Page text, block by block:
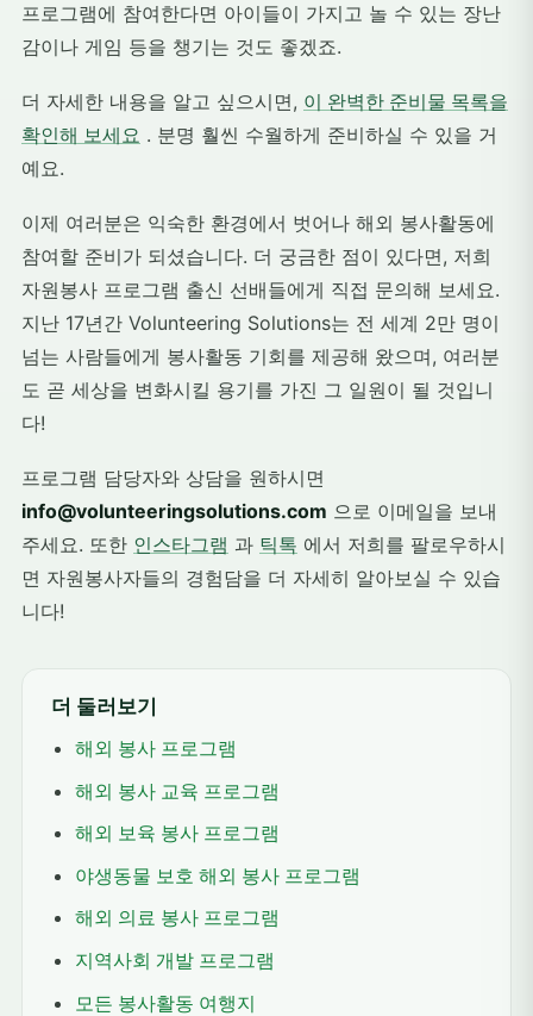
프로그램에 참여한다면 아이들이 가지고 놀 수 있는 장난
감이나 게임 등을 챙기는 것도 좋겠죠.
더 자세한 내용을 알고 싶으시면, 이 완벽한 준비물 목록을
확인해 보세요 . 분명 훨씬 수월하게 준비하실 수 있을 거
예요.
이제 여러분은 익숙한 환경에서 벗어나 해외 봉사활동에
참여할 준비가 되셨습니다. 더 궁금한 점이 있다면, 저희
자원봉사 프로그램 출신 선배들에게 직접 문의해 보세요.
지난 17년간 Volunteering Solutions는 전 세계 2만 명이
넘는 사람들에게 봉사활동 기회를 제공해 왔으며, 여러분
도 곧 세상을 변화시킬 용기를 가진 그 일원이 될 것입니
다!
프로그램 담당자와 상담을 원하시면
info@volunteeringsolutions.com 으로 이메일을 보내
주세요. 또한 인스타그램 과 틱톡 에서 저희를 팔로우하시
면 자원봉사자들의 경험담을 더 자세히 알아보실 수 있습
니다!
더 둘러보기
해외 봉사 프로그램
해외 봉사 교육 프로그램
해외 보육 봉사 프로그램
야생동물 보호 해외 봉사 프로그램
해외 의료 봉사 프로그램
지역사회 개발 프로그램
모든 봉사활동 여행지